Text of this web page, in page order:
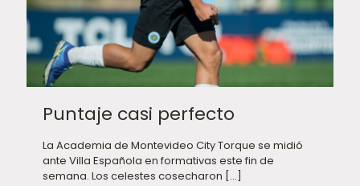
Puntaje casi perfecto
La Academia de Montevideo City Torque se midió
ante Villa Española en formativas este fin de
semana. Los celestes cosecharon […]